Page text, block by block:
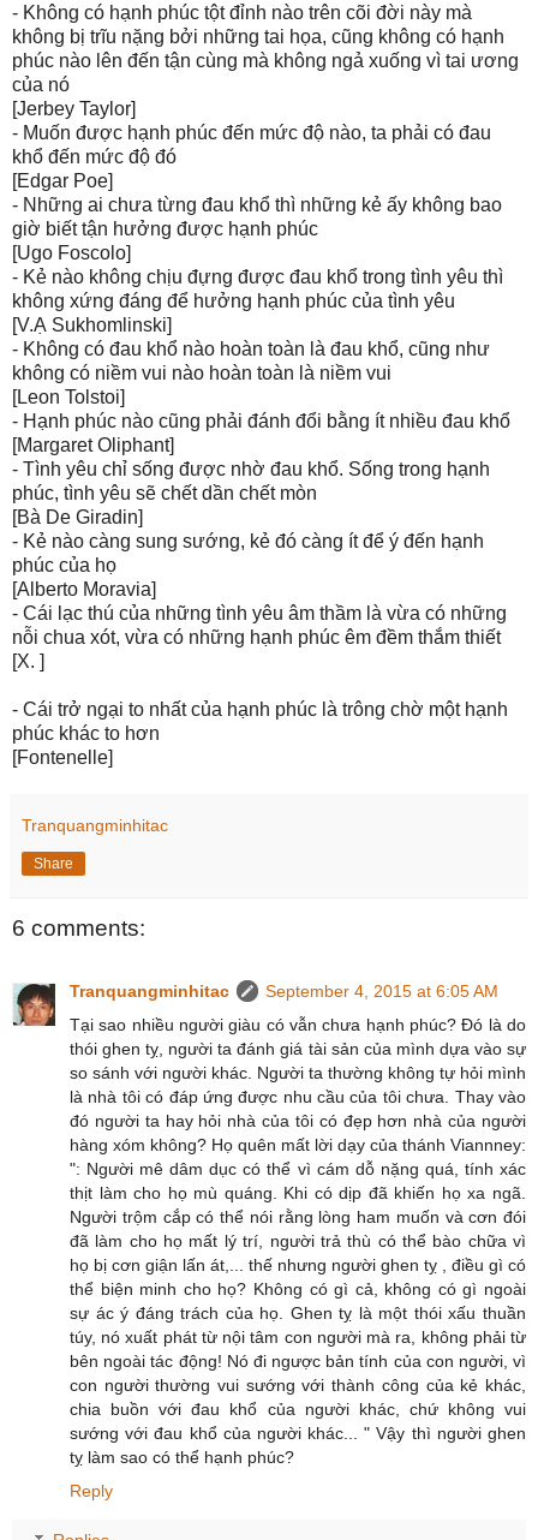
- Không có hạnh phúc tột đỉnh nào trên cõi đời này mà
không bị trĩu nặng bởi những tai họa, cũng không có hạnh
phúc nào lên đến tận cùng mà không ngả xuống vì tai ương
của nó
[Jerbey Taylor]
- Muốn được hạnh phúc đến mức độ nào, ta phải có đau
khổ đến mức độ đó
[Edgar Poe]
- Những ai chưa từng đau khổ thì những kẻ ấy không bao
giờ biết tận hưởng được hạnh phúc
[Ugo Foscolo]
- Kẻ nào không chịu đựng được đau khổ trong tình yêu thì
không xứng đáng để hưởng hạnh phúc của tình yêu
[V.Ạ Sukhomlinski]
- Không có đau khổ nào hoàn toàn là đau khổ, cũng như
không có niềm vui nào hoàn toàn là niềm vui
[Leon Tolstoi]
- Hạnh phúc nào cũng phải đánh đổi bằng ít nhiều đau khổ
[Margaret Oliphant]
- Tình yêu chỉ sống được nhờ đau khổ. Sống trong hạnh
phúc, tình yêu sẽ chết dần chết mòn
[Bà De Giradin]
- Kẻ nào càng sung sướng, kẻ đó càng ít để ý đến hạnh
phúc của họ
[Alberto Moravia]
- Cái lạc thú của những tình yêu âm thầm là vừa có những
nỗi chua xót, vừa có những hạnh phúc êm đềm thắm thiết
[X. ]
- Cái trở ngại to nhất của hạnh phúc là trông chờ một hạnh
phúc khác to hơn
[Fontenelle]
Tranquangminhitac
Share
6 comments:
Tranquangminhitac
September 4, 2015 at 6:05 AM
Tại sao nhiều người giàu có vẫn chưa hạnh phúc? Đó là do
thói ghen tỵ, người ta đánh giá tài sản của mình dựa vào sự
so sánh với người khác. Người ta thường không tự hỏi mình
là nhà tôi có đáp ứng được nhu cầu của tôi chưa. Thay vào
đó người ta hay hỏi nhà của tôi có đẹp hơn nhà của người
hàng xóm không? Họ quên mất lời dạy của thánh Viannney:
": Người mê dâm dục có thể vì cám dỗ nặng quá, tính xác
thịt làm cho họ mù quáng. Khi có dịp đã khiến họ xa ngã.
Người trộm cắp có thể nói rằng lòng ham muốn và cơn đói
đã làm cho họ mất lý trí, người trả thù có thể bào chữa vì
họ bị cơn giận lấn át,... thế nhưng người ghen tỵ , điều gì có
thể biện minh cho họ? Không có gì cả, không có gì ngoài
sự ác ý đáng trách của họ. Ghen tỵ là một thói xấu thuần
túy, nó xuất phát từ nội tâm con người mà ra, không phải từ
bên ngoài tác động! Nó đi ngược bản tính của con người, vì
con người thường vui sướng với thành công của kẻ khác,
chia buồn với đau khổ của người khác, chứ không vui
sướng với đau khổ của người khác... " Vậy thì người ghen
tỵ làm sao có thể hạnh phúc?
Reply